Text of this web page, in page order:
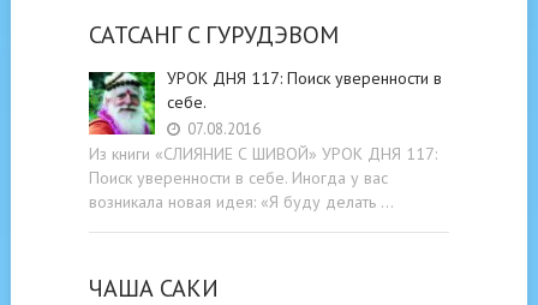
САТСАНГ C ГУРУДЭВОМ
УРОК ДНЯ 117: Поиск уверенности в
себе.
07.08.2016
Из книги «СЛИЯНИЕ С ШИВОЙ» УРОК ДНЯ 117:
Поиск уверенности в себе. Иногда у вас
возникала новая идея: «Я буду делать …
ЧАША САКИ